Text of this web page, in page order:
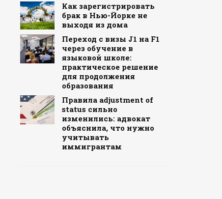
Как зарегистрировать
брак в Нью-Йорке не
выходя из дома
Переход с визы J1 на F1
через обучение в
языковой школе:
практическое решение
для продолжения
образования
Правила adjustment of
status сильно
изменились: адвокат
объяснила, что нужно
учитывать
иммигрантам